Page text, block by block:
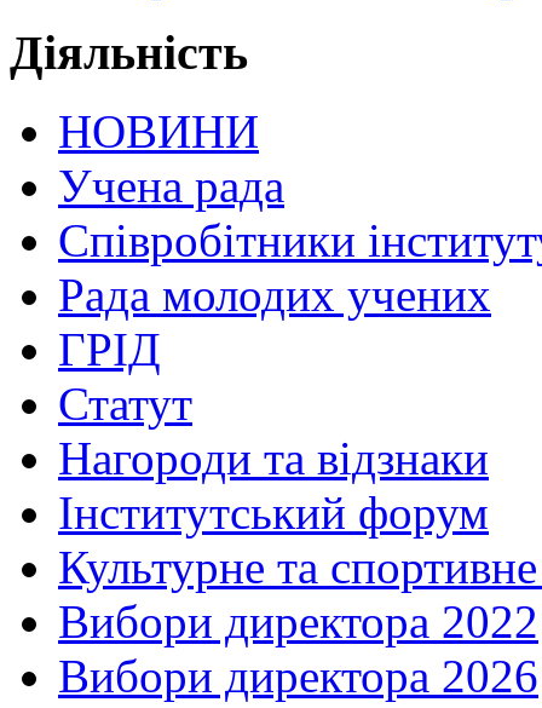
Діяльність
НОВИНИ
Учена рада
Співробітники
Рада молодих учених
ГРІД
Статут
Нагороди та відзнаки
Інститутський форум
Культурне та
Вибори директора 2022
Вибори директора 2026